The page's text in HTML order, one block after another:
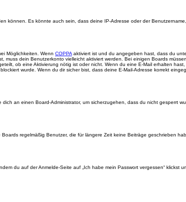
können. Es könnte auch sein, dass deine IP-Adresse oder der
Möglichkeiten. Wenn COPPA aktiviert ist und du angegeben hast, dass du
dein Benutzerkonto vielleicht aktiviert werden. Bei einigen Boards
ob eine Aktivierung nötig ist oder nicht. Wenn du eine E-Mail erhalten
wurde. Wenn du dir sicher bist, dass deine E-Mail-Adresse korrekt
an einen Board-Administrator, um sicherzugehen, dass du nicht gesperrt
regelmäßig Benutzer, die für längere Zeit keine Beiträge geschrieben
du auf der Anmelde-Seite auf „Ich habe mein Passwort vergessen“ klickst